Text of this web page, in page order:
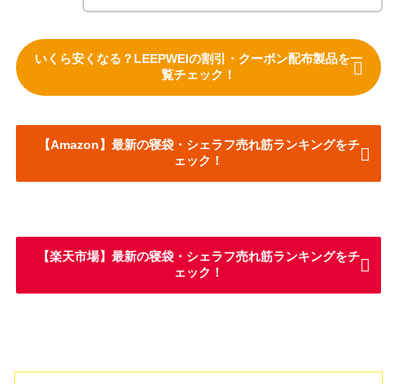
いくら安くなる？LEEPWEIの割引・クーポン配布製品を一
覧チェック！
【Amazon】最新の寝袋・シェラフ売れ筋ランキングをチ
ェック！
【楽天市場】最新の寝袋・シェラフ売れ筋ランキングをチ
ェック！